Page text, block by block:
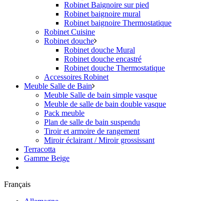
Robinet Baignoire sur pied
Robinet baignoire mural
Robinet baignoire Thermostatique
Robinet Cuisine
Robinet douche
Robinet douche Mural
Robinet douche encastré
Robinet douche Thermostatique
Accessoires Robinet
Meuble Salle de Bain
Meuble Salle de bain simple vasque
Meuble de salle de bain double vasque
Pack meuble
Plan de salle de bain suspendu
Tiroir et armoire de rangement
Miroir éclairant / Miroir grossissant
Terracotta
Gamme Beige
Français